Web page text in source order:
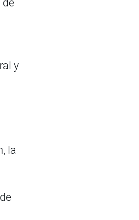
de
y
la